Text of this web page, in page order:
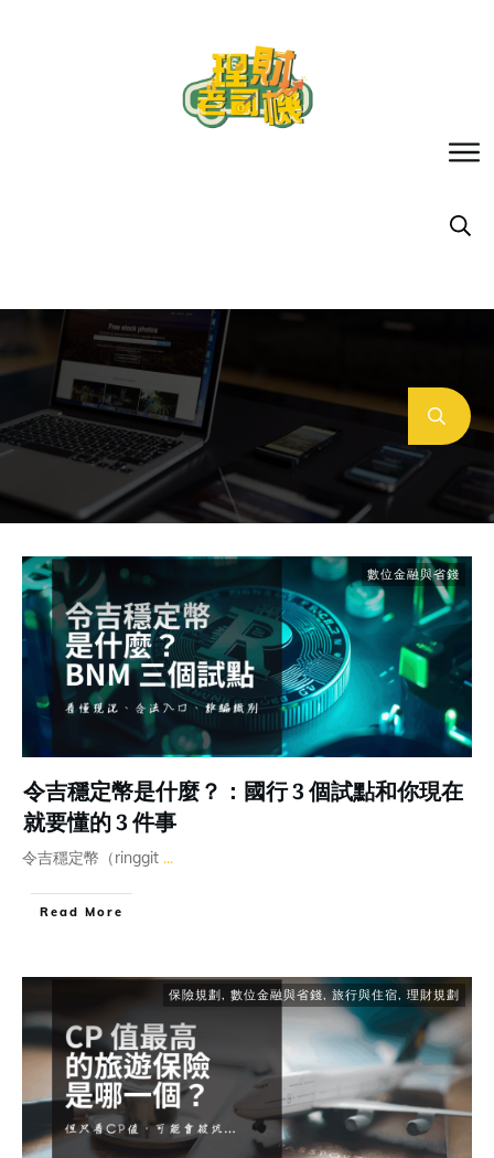
數位金融與省錢
令吉穩定幣是什麼？：國行 3 個試點和你現在
就要懂的 3 件事
令吉穩定幣（ringgit ...
Read More
保險規劃, 數位金融與省錢,旅行與住宿, 理財規劃